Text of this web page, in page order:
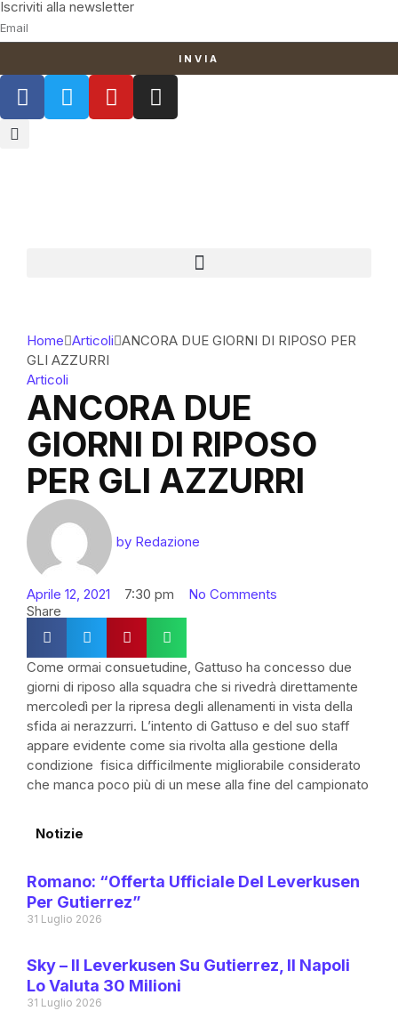
Iscriviti alla newsletter
INVIA
Home Articoli ANCORA DUE GIORNI DI RIPOSO PER
GLI AZZURRI
Articoli
ANCORA DUE
GIORNI DI RIPOSO
PER GLI AZZURRI
by Redazione
Aprile 12, 2021 7:30 pm
No Comments
Share
Come ormai consuetudine, Gattuso ha concesso due
giorni di riposo alla squadra che si rivedrà direttamente
mercoledì per la ripresa degli allenamenti in vista della
sfida ai nerazzurri. L’intento di Gattuso e del suo staff
appare evidente come sia rivolta alla gestione della
condizione fisica difficilmente migliorabile considerato
che manca poco più di un mese alla fine del campionato
Notizie
Romano: “Offerta Ufficiale Del Leverkusen
Per Gutierrez”
31 Luglio 2026
Sky – Il Leverkusen Su Gutierrez, Il Napoli
Lo Valuta 30 Milioni
31 Luglio 2026